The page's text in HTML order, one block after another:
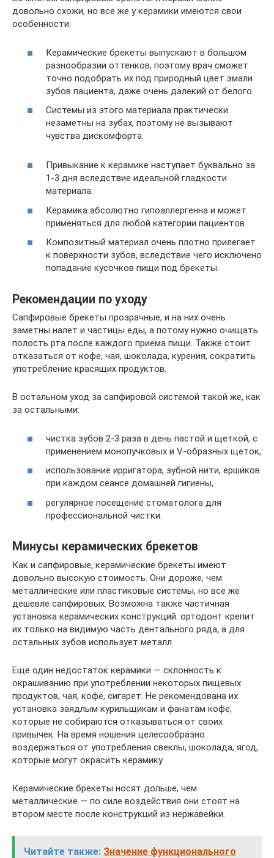
довольно схожи, но все же у керамики имеются свои
особенности:
Керамические брекеты выпускают в большом
разнообразии оттенков, поэтому врач сможет
точно подобрать их под природный цвет эмали
зубов пациента, даже очень далекий от белого.
Системы из этого материала практически
незаметны на зубах, поэтому не вызывают
чувства дискомфорта.
Привыкание к керамике наступает буквально за
1-3 дня вследствие идеальной гладкости
материала.
Керамика абсолютно гипоаллергенна и может
применяться для любой категории пациентов.
Композитный материал очень плотно прилегает
к поверхности зубов, вследствие чего исключено
попадание кусочков пищи под брекеты.
Рекомендации по уходу
Сапфировые брекеты прозрачные, и на них очень
заметны налет и частицы еды, а потому нужно очищать
полость рта после каждого приема пищи. Также стоит
отказаться от кофе, чая, шоколада, курения, сократить
употребление красящих продуктов.
В остальном уход за сапфировой системой такой же, как
за остальными:
чистка зубов 2-3 раза в день пастой и щеткой, с
применением монопучковых и V-образных щеток,
использование ирригатора, зубной нити, ершиков
при каждом сеансе домашней гигиены,
регулярное посещение стоматолога для
профессиональной чистки.
Минусы керамических брекетов
Как и сапфировые, керамические брекеты имеют
довольно высокую стоимость. Они дороже, чем
металлические или пластиковые системы, но все же
дешевле сапфировых. Возможна также частичная
установка керамических конструкций: ортодонт крепит
их только на видимую часть дентального ряда, а для
остальных зубов использует металл.
Еще один недостаток керамики — склонность к
окрашиванию при употреблении некоторых пищевых
продуктов, чая, кофе, сигарет. Не рекомендована их
установка заядлым курильщикам и фанатам кофе,
которые не собираются отказываться от своих
привычек. На время ношения целесообразно
воздержаться от употребления свеклы, шоколада, ягод,
которые могут окрасить керамику.
Керамические брекеты носят дольше, чем
металлические — по силе воздействия они стоят на
втором месте после конструкций из нержавейки.
Читайте также: Значение функционального